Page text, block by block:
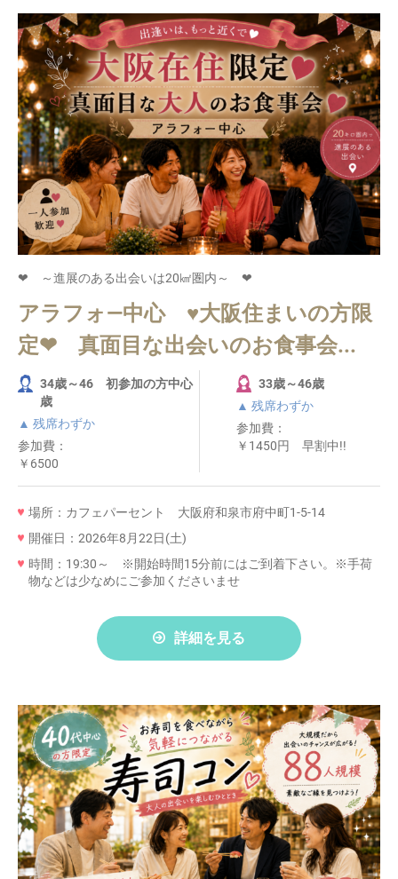
❤ ～進展のある出会いは20㎢圏内～ ❤
アラフォ―中心 ♥大阪住まいの方限
定❤ 真面目な出会いのお食事会...
34歳～46 初参加の方中心
歳
▲ 残席わずか
参加費：
￥6500
33歳～46歳
▲ 残席わずか
参加費：
￥1450円 早割中!!
場所：カフェパーセント 大阪府和泉市府中町1-5-14
開催日：2026年8月22日(土)
時間：19:30～ ※開始時間15分前にはご到着下さい。※手荷
物などは少なめにご参加くださいませ
詳細を見る